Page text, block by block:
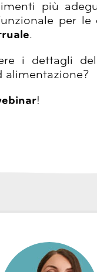
più
per le
.
i dettagli
alimentazione?
!